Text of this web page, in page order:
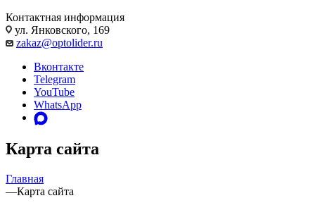
Контактная информация
ул. Янковского, 169
zakaz@optolider.ru
Вконтакте
Telegram
YouTube
WhatsApp
Карта сайта
Главная
—Карта сайта